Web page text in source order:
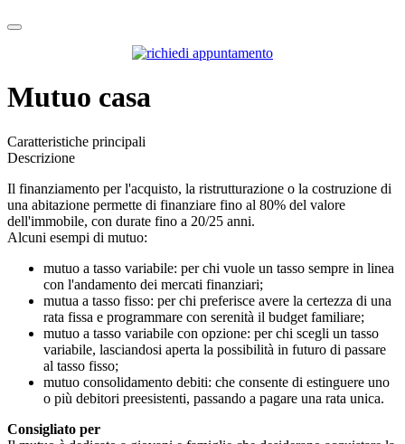
Mutuo casa
Caratteristiche principali
Descrizione
Il finanziamento per l'acquisto, la ristrutturazione o la costruzione di
una abitazione permette di finanziare fino al 80% del valore
dell'immobile, con durate fino a 20/25 anni.
Alcuni esempi di mutuo:
mutuo a tasso variabile: per chi vuole un tasso sempre in linea
con l'andamento dei mercati finanziari;
mutua a tasso fisso: per chi preferisce avere la certezza di una
rata fissa e programmare con serenità il budget familiare;
mutuo a tasso variabile con opzione: per chi scegli un tasso
variabile, lasciandosi aperta la possibilità in futuro di passare
al tasso fisso;
mutuo consolidamento debiti: che consente di estinguere uno
o più debitori preesistenti, passando a pagare una rata unica.
Consigliato per